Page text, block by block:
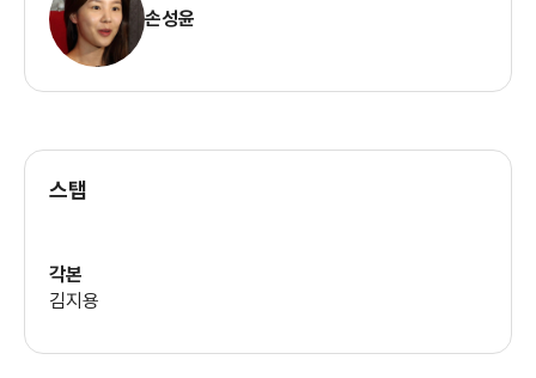
손성윤
스탭
각본
김지용